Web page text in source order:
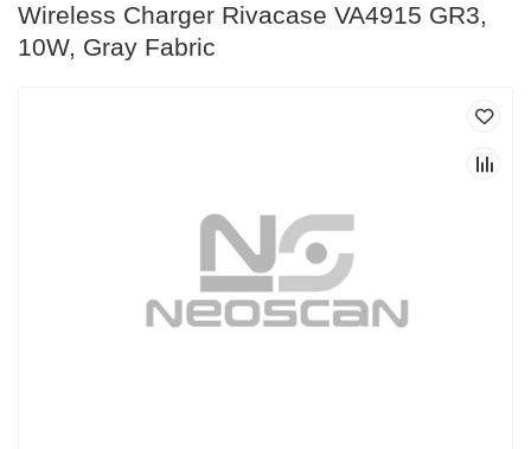
Wireless Charger Rivacase VA4915 GR3,
10W, Gray Fabric